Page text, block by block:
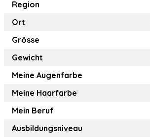
Region
Ort
Grösse
Gewicht
Meine Augenfarbe
Meine Haarfarbe
Mein Beruf
Ausbildungsniveau